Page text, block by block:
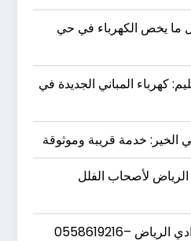
ما يخص الكهرباء في حي
كهرباء المباني الجديدة في
الخير: خدمة قريبة وموثوقة
لأصحاب الفلل
–0558619216